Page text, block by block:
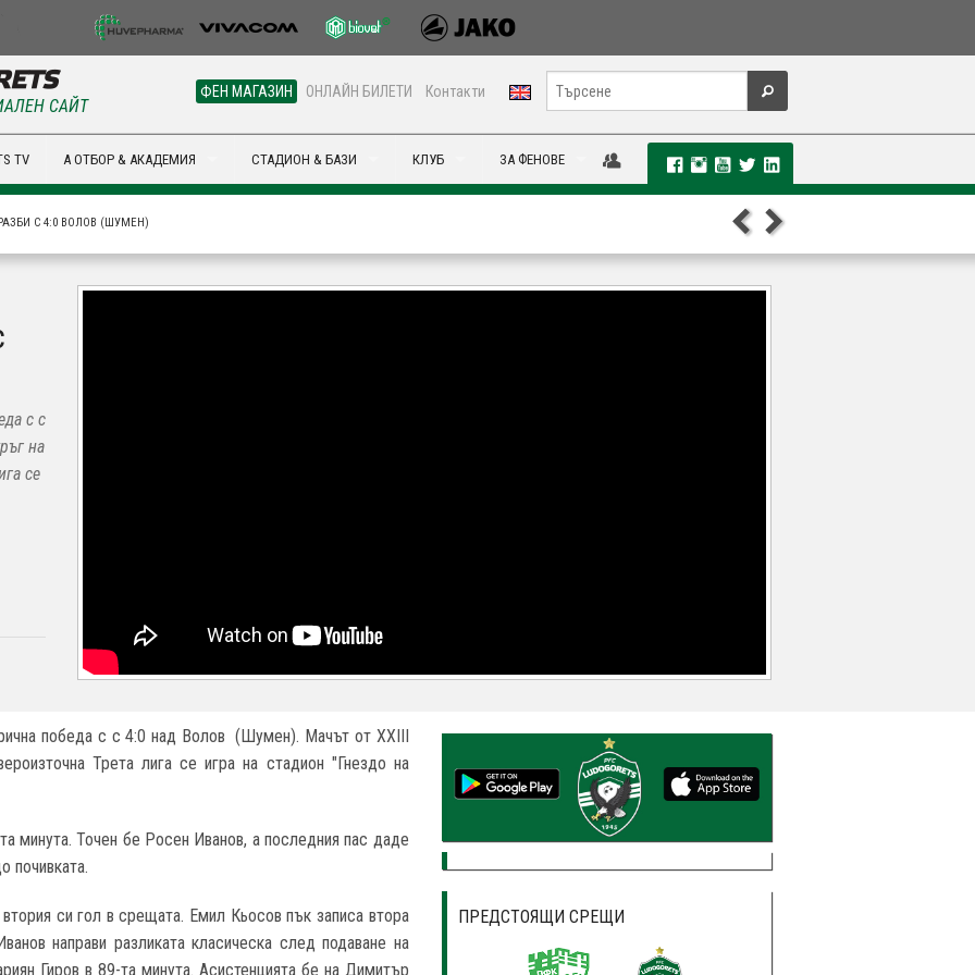
ФЕН МАГАЗИН ОНЛАЙН БИЛЕТИ Контакти
САЙТ
TV А ОТБОР & АКАДЕМИЯ СТАДИОН & БАЗИ КЛУБ ЗА ФЕНОВЕ
С 4:0 ВОЛОВ (ШУМЕН)
с с
на
се
победа с с 4:0 над Волов (Шумен). Мачът от XXIII
Трета лига се игра на стадион "Гнездо на
минута. Точен бе Росен Иванов, а последния пас даде
почивката.
си гол в срещата. Емил Кьосов пък записа втора
направи разликата класическа след подаване на
Гиров в 89-та минута. Асистенцията бе на Димитър
ПРЕДСТОЯЩИ СРЕЩИ